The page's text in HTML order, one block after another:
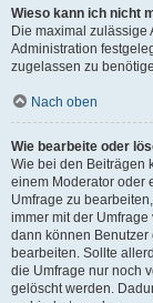
Wieso kann ich nicht
Die maximal zulässige
Administration
zugelassen zu
Nach oben
Wie bearbeite oder
Wie bei den Beiträgen
einem Moderator oder
Umfrage zu
immer mit der
dann können
bearbeiten. Sollte
die Umfrage nur noch
gelöscht werden.